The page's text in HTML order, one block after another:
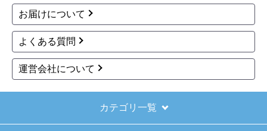
きょりけ
2025年11月9日 07:54
欲しい商品をスムーズに注文できましたか？
はい
ショップからの連絡や対応は適切でしたか？
予定の期日までに商品が届きましたか？
お届けについて
よくある質問
運営会社について
カテゴリ一覧